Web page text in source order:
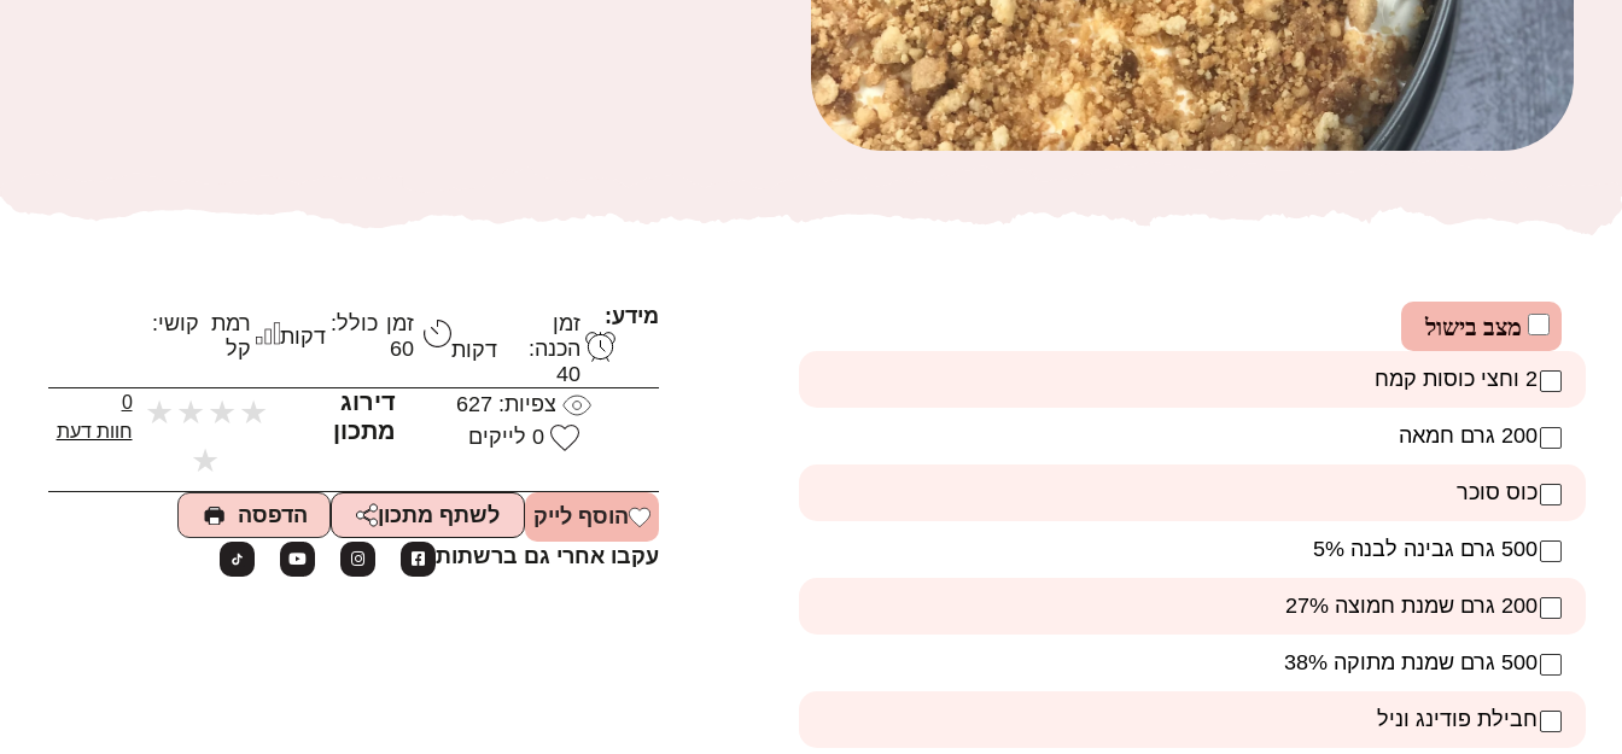
מצב בישול
2 וחצי כוסות קמח
200 גרם חמאה
כוס סוכר
500 גרם גבינה לבנה 5%
200 גרם שמנת חמוצה 27%
500 גרם שמנת מתוקה 38%
חבילת פודינג וניל
מידע:
זמן
הכנה:
40
דקות
זמן כולל:
60
דקות
רמת קושי:
קל
צפיות:627
0 לייקים
דירוג
מתכון
★
★
★
★
★
0
חוות דעת
הוסף לייק לשתף מתכון
הדפסה
עקבו אחרי גם ברשתות